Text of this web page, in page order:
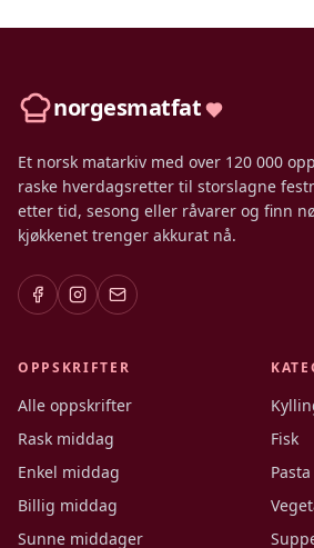
norgesmatfat
Et norsk matarkiv med over 120 000
raske hverdagsretter til storslagne
etter tid, sesong eller råvarer og finn
kjøkkenet trenger akkurat nå.
OPPSKRIFTER
Alle oppskrifter
Rask middag
Enkel middag
Billig middag
Sunne middager
Fisk
Pasta